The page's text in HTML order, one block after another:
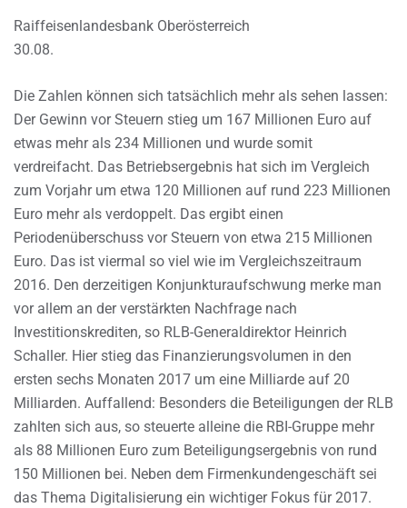
Raiffeisenlandesbank Oberösterreich
30.08.
Die Zahlen können sich tatsächlich mehr als sehen lassen:
Der Gewinn vor Steuern stieg um 167 Millionen Euro auf
etwas mehr als 234 Millionen und wurde somit
verdreifacht. Das Betriebsergebnis hat sich im Vergleich
zum Vorjahr um etwa 120 Millionen auf rund 223 Millionen
Euro mehr als verdoppelt. Das ergibt einen
Periodenüberschuss vor Steuern von etwa 215 Millionen
Euro. Das ist viermal so viel wie im Vergleichszeitraum
2016. Den derzeitigen Konjunkturaufschwung merke man
vor allem an der verstärkten Nachfrage nach
Investitionskrediten, so RLB-Generaldirektor Heinrich
Schaller. Hier stieg das Finanzierungsvolumen in den
ersten sechs Monaten 2017 um eine Milliarde auf 20
Milliarden. Auffallend: Besonders die Beteiligungen der RLB
zahlten sich aus, so steuerte alleine die RBI-Gruppe mehr
als 88 Millionen Euro zum Beteiligungsergebnis von rund
150 Millionen bei. Neben dem Firmenkundengeschäft sei
das Thema Digitalisierung ein wichtiger Fokus für 2017.